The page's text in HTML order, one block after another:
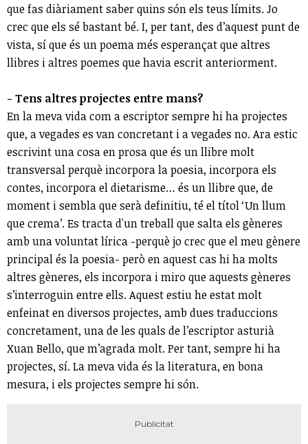
que fas diàriament saber quins són els teus límits. Jo
crec que els sé bastant bé. I, per tant, des d’aquest punt de
vista, sí que és un poema més esperançat que altres
llibres i altres poemes que havia escrit anteriorment.
- Tens altres projectes entre mans?
En la meva vida com a escriptor sempre hi ha projectes
que, a vegades es van concretant i a vegades no. Ara estic
escrivint una cosa en prosa que és un llibre molt
transversal perquè incorpora la poesia, incorpora els
contes, incorpora el dietarisme… és un llibre que, de
moment i sembla que serà definitiu, té el títol ‘Un llum
que crema’. Es tracta d'un treball que salta els gèneres
amb una voluntat lírica -perquè jo crec que el meu gènere
principal és la poesia- però en aquest cas hi ha molts
altres gèneres, els incorpora i miro que aquests gèneres
s’interroguin entre ells. Aquest estiu he estat molt
enfeinat en diversos projectes, amb dues traduccions
concretament, una de les quals de l’escriptor asturià
Xuan Bello, que m’agrada molt. Per tant, sempre hi ha
projectes, sí. La meva vida és la literatura, en bona
mesura, i els projectes sempre hi són.